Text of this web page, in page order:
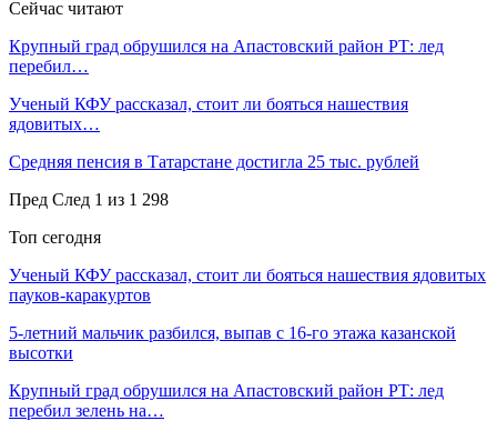
Сейчас читают
Крупный град обрушился на Апастовский район РТ: лед
перебил…
Ученый КФУ рассказал, стоит ли бояться нашествия
ядовитых…
Средняя пенсия в Татарстане достигла 25 тыс. рублей
Пред След 1 из 1 298
Топ сегодня
Ученый КФУ рассказал, стоит ли бояться нашествия ядовитых
пауков-каракуртов
5-летний мальчик разбился, выпав с 16-го этажа казанской
высотки
Крупный град обрушился на Апастовский район РТ: лед
перебил зелень на…